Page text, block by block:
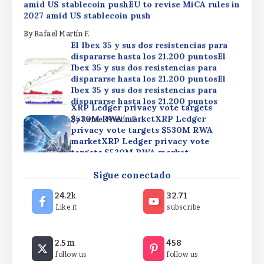
amid US stablecoin pushEU to revise MiCA rules in
2027 amid US stablecoin push
By Rafael Martín F.
El Ibex 35 y sus dos resistencias para
dispararse hasta los 21.200 puntosEl
Ibex 35 y sus dos resistencias para
dispararse hasta los 21.200 puntosEl
Ibex 35 y sus dos resistencias para
dispararse hasta los 21.200 puntos
By Rafael Martín F.
XRP Ledger privacy vote targets
$530M RWA marketXRP Ledger
privacy vote targets $530M RWA
marketXRP Ledger privacy vote
targets $530M RWA market
Rafael Martín F.
EU to revise MiCA rules in 2027 amid US
stablecoin pushEU to revise MiCA rules in 2027
amid US stablecoin pushEU to revise MiCA rules in
2027 amid US stablecoin push
El Ibex 35 y sus dos resistencias para
dispararse hasta los 21.200 puntosEl
Ibex 35 y sus dos resistencias para
Sigue conectado
24.2k
Like it
32.71
subscribe
2.5m
follow us
458
follow us